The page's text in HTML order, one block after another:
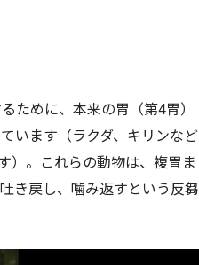
ために、本来の胃（第4胃）
います（ラクダ、キリンなど
）。これらの動物は、複胃ま
き戻し、噛み返すという反芻